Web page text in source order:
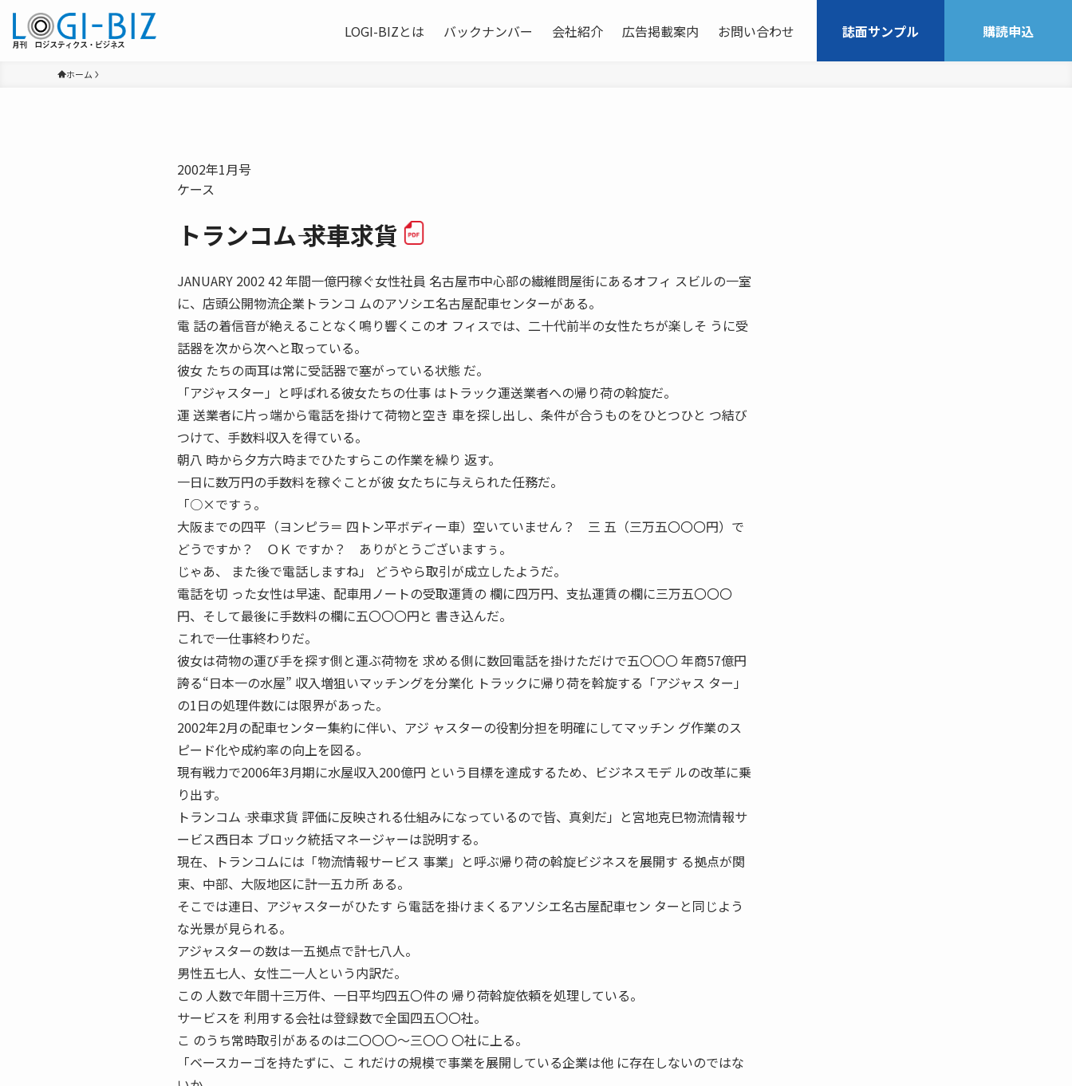
LOGI-BIZとは バックナンバー 会社紹介 広告掲載案内 お問い合わせ 誌面サンプル 購読申込
ホーム
2002年1月号
ケース
トランコム―― 求車求貨
JANUARY 2002 42 年間一億円稼ぐ女性社員 名古屋市中心部の繊維問屋街にあるオフィ スビルの一室
に、店頭公開物流企業トランコ ムのアソシエ名古屋配車センターがある。
電 話の着信音が絶えることなく鳴り響くこのオ フィスでは、二十代前半の女性たちが楽しそ うに受
話器を次から次へと取っている。
彼女 たちの両耳は常に受話器で塞がっている状態 だ。
「アジャスター」と呼ばれる彼女たちの仕事 はトラック運送業者への帰り荷の斡旋だ。
運 送業者に片っ端から電話を掛けて荷物と空き 車を探し出し、条件が合うものをひとつひと つ結び
つけて、手数料収入を得ている。
朝八 時から夕方六時までひたすらこの作業を繰り 返す。
一日に数万円の手数料を稼ぐことが彼 女たちに与えられた任務だ。
「○×ですぅ。
大阪までの四平（ヨンピラ＝ 四トン平ボディー車）空いていません？ 三 五（三万五〇〇〇円）で
どうですか？ ＯＫ ですか？ ありがとうございますぅ。
じゃあ、 また後で電話しますね」 どうやら取引が成立したようだ。
電話を切 った女性は早速、配車用ノートの受取運賃の 欄に四万円、支払運賃の欄に三万五〇〇〇
円、そして最後に手数料の欄に五〇〇〇円と 書き込んだ。
これで一仕事終わりだ。
彼女は荷物の運び手を探す側と運ぶ荷物を 求める側に数回電話を掛けただけで五〇〇〇 年商57億円
誇る“日本一の水屋” 収入増狙いマッチングを分業化 トラックに帰り荷を斡旋する「アジャス ター」
の1日の処理件数には限界があった。
2002年2月の配車センター集約に伴い、アジ ャスターの役割分担を明確にしてマッチン グ作業のス
ピード化や成約率の向上を図る。
現有戦力で2006年3月期に水屋収入200億円 という目標を達成するため、ビジネスモデ ルの改革に乗
り出す。
トランコム ―― 求車求貨 評価に反映される仕組みになっているので皆、真剣だ」と宮地克巳物流情報サ
ービス西日本 ブロック統括マネージャーは説明する。
現在、トランコムには「物流情報サービス 事業」と呼ぶ帰り荷の斡旋ビジネスを展開す る拠点が関
東、中部、大阪地区に計一五カ所 ある。
そこでは連日、アジャスターがひたす ら電話を掛けまくるアソシエ名古屋配車セン ターと同じよう
な光景が見られる。
アジャスターの数は一五拠点で計七八人。
男性五七人、女性二一人という内訳だ。
この 人数で年間十三万件、一日平均四五〇件の 帰り荷斡旋依頼を処理している。
サービスを 利用する会社は登録数で全国四五〇〇社。
こ のうち常時取引があるのは二〇〇〇〜三〇〇 〇社に上る。
「ベースカーゴを持たずに、こ れだけの規模で事業を展開している企業は他 に存在しないのではな